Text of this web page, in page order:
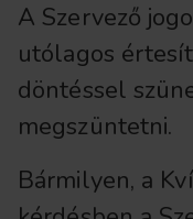
A Szervező
utólagos
döntéssel
megszüntetni.
Bármilyen, a